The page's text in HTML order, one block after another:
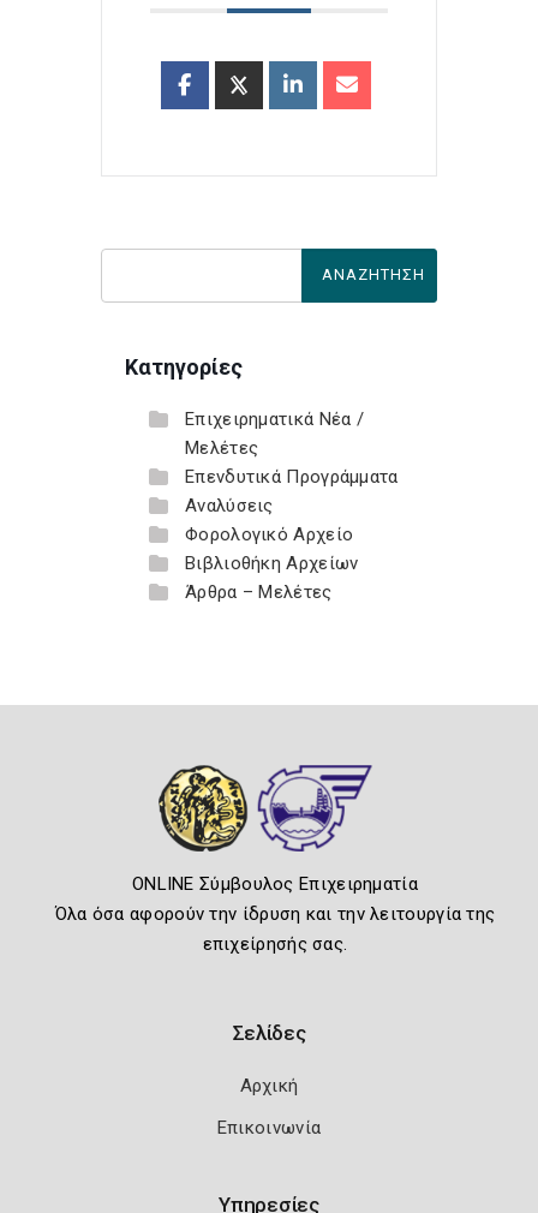
Κατηγορίες
Επιχειρηματικά Νέα /
Μελέτες
Επενδυτικά Προγράμματα
Αναλύσεις
Φορολογικό Αρχείο
Βιβλιοθήκη Αρχείων
Άρθρα – Μελέτες
ONLINE Σύμβουλος Επιχειρηματία
Όλα όσα αφορούν την ίδρυση και την λειτουργία της
επιχείρησής σας.
Σελίδες
Αρχική
Επικοινωνία
Υπηρεσίες